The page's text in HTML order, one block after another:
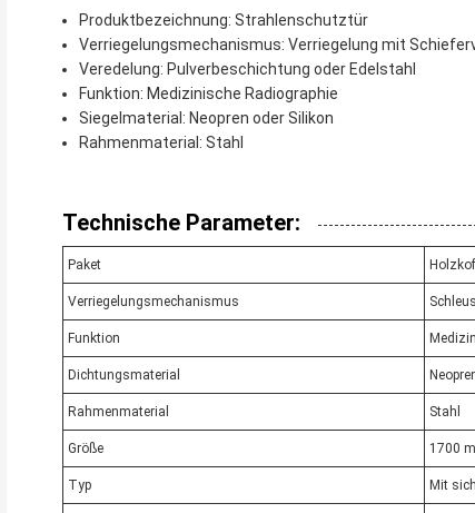
Produktbezeichnung: Strahlenschutztür
Verriegelungsmechanismus: Verriegelung mit
Veredelung: Pulverbeschichtung oder Edelstahl
Funktion: Medizinische Radiographie
Siegelmaterial: Neopren oder Silikon
Rahmenmaterial: Stahl
Technische Parameter:
Paket
Verriegelungsmechanismus
Funktion
Dichtungsmaterial
Rahmenmaterial Stahl
Größe 1700
Typ Mit